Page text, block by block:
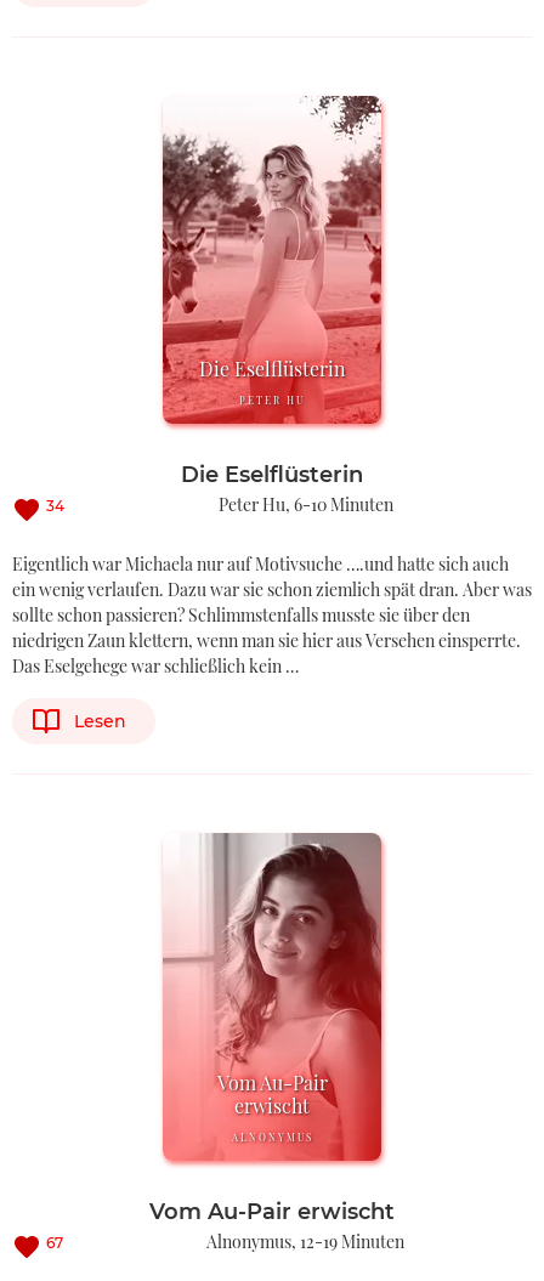
Die Eselflüsterin
PETER HU
Die Eselflüsterin
34 Peter Hu 6-10 Minuten
Eigentlich war Michaela nur auf Motivsuche ….und hatte sich auch
ein wenig verlaufen. Dazu war sie schon ziemlich spät dran. Aber was
sollte schon passieren? Schlimmstenfalls musste sie über den
niedrigen Zaun klettern, wenn man sie hier aus Versehen einsperrte.
Das Eselgehege war schließlich kein …
Lesen
Vom Au-Pair
erwischt
ALNONYMUS
Vom Au-Pair erwischt
67 Alnonymus 12-19 Minuten